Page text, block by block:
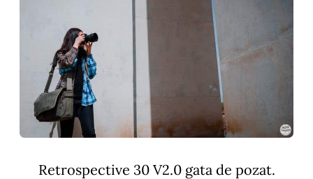
Retrospective 30 V2.0 gata de pozat.